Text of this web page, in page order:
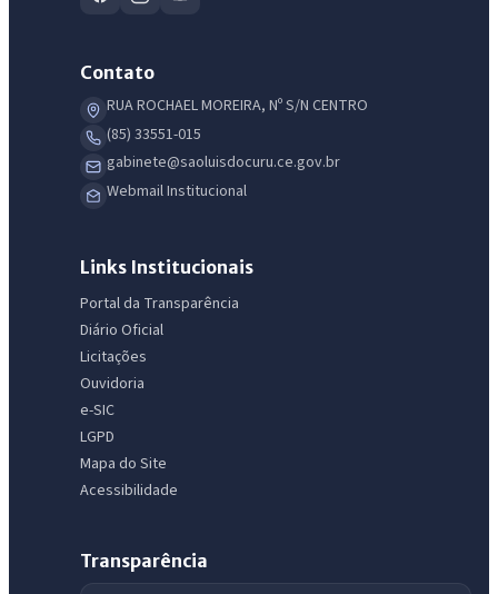
Contato
RUA ROCHAEL MOREIRA, Nº S/N CENTRO
(85) 33551-015
gabinete@saoluisdocuru.ce.gov.br
Webmail Institucional
Links Institucionais
Portal da Transparência
Diário Oficial
Licitações
Ouvidoria
e-SIC
LGPD
Mapa do Site
Acessibilidade
Transparência